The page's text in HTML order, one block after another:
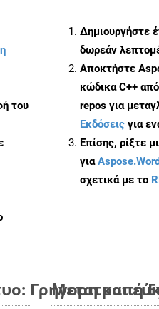
του
Δημιουργήστε
δωρεάν
Αποκτήστε
κώδικα C++
repos για
Εκδόσεις για
Επίσης, ρίξτε
για
σχετικά με το
Γρήγορη και
Μετατροπή